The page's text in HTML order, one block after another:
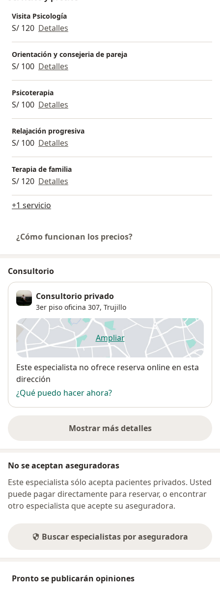
Visita Psicología
S/ 120 Detalles
Orientación y consejeria de pareja
S/ 100 Detalles
Psicoterapia
S/ 100 Detalles
Relajación progresiva
S/ 100 Detalles
Terapia de familia
S/ 120 Detalles
+1 servicio
¿Cómo funcionan los precios?
Consultorio
Consultorio privado
3er piso oficina 307, Trujillo
Ampliarse abre en una nueva
Disponibilidad
Este especialista no ofrece reserva online en esta
dirección
¿Qué puedo hacer ahora?
Mostrar más detalles
sobre la dirección
No se aceptan aseguradoras
Este especialista sólo acepta pacientes privados. Usted
puede pagar directamente para reservar, o encontrar
otro especialista que acepte su aseguradora.
Buscar especialistas por aseguradora
Pronto se publicarán opiniones